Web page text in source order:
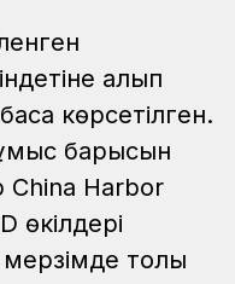
алып
көрсетілген.
барысын
China Harbor
өкілдері
толық